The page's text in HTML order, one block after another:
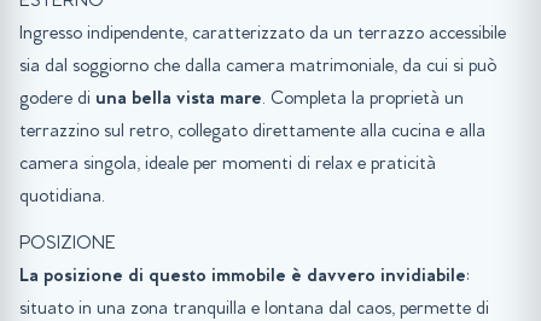
Ingresso indipendente, caratterizzato da un terrazzo accessibile
sia dal soggiorno che dalla camera matrimoniale, da cui si può
godere di una bella vista mare. Completa la proprietà un
terrazzino sul retro, collegato direttamente alla cucina e alla
camera singola, ideale per momenti di relax e praticità
quotidiana.
POSIZIONE
La posizione di questo immobile è davvero invidiabile:
situato in una zona tranquilla e lontana dal caos, permette di